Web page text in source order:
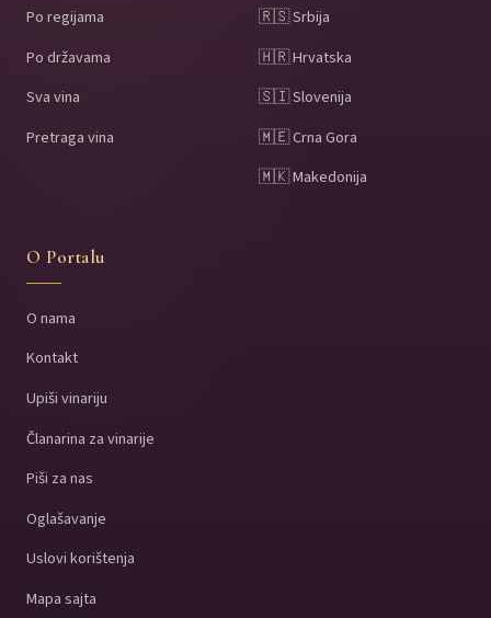
Po regijama
Po državama
Sva vina
Pretraga vina
🇷🇸 Srbija
🇭🇷 Hrvatska
🇸🇮 Slovenija
🇲🇪 Crna Gora
🇲🇰 Makedonija
O Portalu
O nama
Kontakt
Upiši vinariju
Članarina za vinarije
Piši za nas
Oglašavanje
Uslovi korištenja
Mapa sajta